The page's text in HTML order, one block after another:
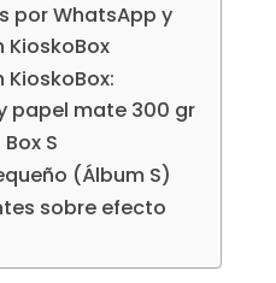
por WhatsApp y
papel mate 300 gr
S
(Álbum S)
sobre efecto